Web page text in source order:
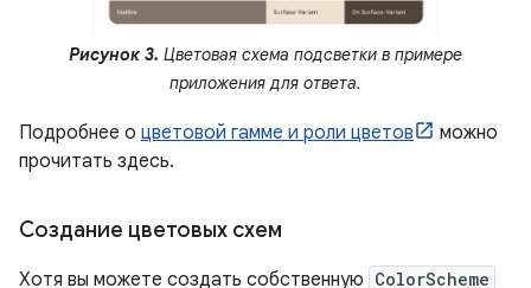
Рисунок 3. Цветовая схема подсветки в примере
приложения для ответа.
Подробнее о цветовой гамме и роли цветов
можно
прочитать здесь.
Создание цветовых схем
Хотя вы можете создать собственную ColorScheme